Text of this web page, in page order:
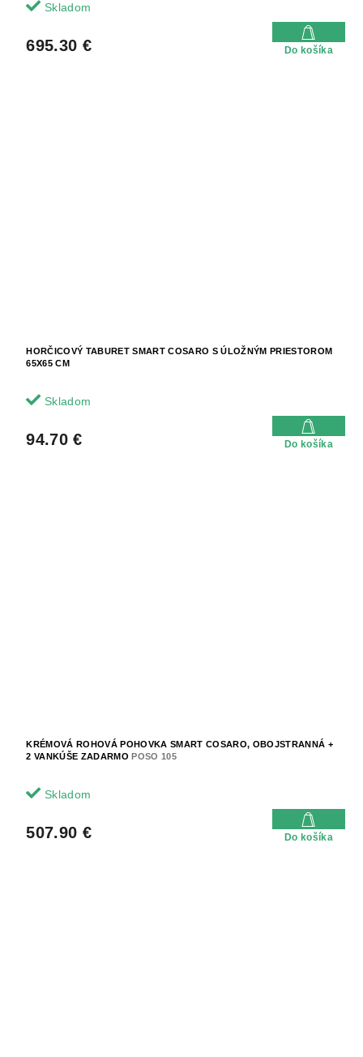
Skladom
695.30 € Do košíka
HORČICOVÝ TABURET SMART COSARO S ÚLOŽNÝM PRIESTOROM
65X65 CM
Skladom
94.70 € Do košíka
KRÉMOVÁ ROHOVÁ POHOVKA SMART COSARO, OBOJSTRANNÁ +
2 VANKÚŠE ZADARMOPOSO 105
Skladom
507.90 € Do košíka